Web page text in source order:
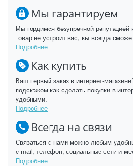
Мы гарантируем
Мы гордимся безупречной репутацией
товар не устроит вас, вы всегда
Подробнее
Как купить
Ваш первый заказ в интернет-
подскажем как сделать покупки в
удобными.
Подробнее
Всегда на связи
Связаться с нами можно любым
e-mail, телефон, социальные сети и
Подробнее